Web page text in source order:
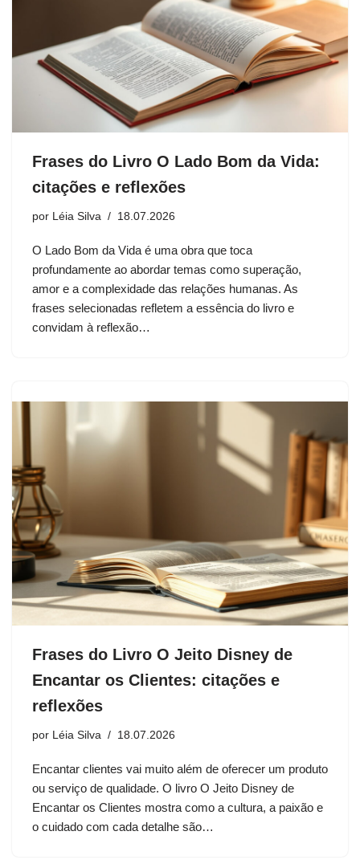
Frases do Livro O Lado Bom da Vida:
citações e reflexões
por Léia Silva 18.07.2026
O Lado Bom da Vida é uma obra que toca
profundamente ao abordar temas como superação,
amor e a complexidade das relações humanas. As
frases selecionadas refletem a essência do livro e
convidam à reflexão…
Frases do Livro O Jeito Disney de
Encantar os Clientes: citações e
reflexões
por Léia Silva 18.07.2026
Encantar clientes vai muito além de oferecer um produto
ou serviço de qualidade. O livro O Jeito Disney de
Encantar os Clientes mostra como a cultura, a paixão e
o cuidado com cada detalhe são…